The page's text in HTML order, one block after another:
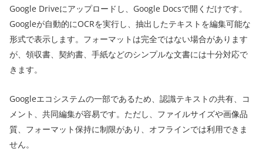
Google Driveにアップロードし、Google Docsで開くだけです。
Googleが自動的にOCRを実行し、抽出したテキストを編集可能な
形式で表示します。フォーマットは完全ではない場合があります
が、領収書、契約書、手紙などのシンプルな文書には十分対応で
きます。
Googleエコシステムの一部であるため、認識テキストの共有、コ
メント、共同編集が容易です。ただし、ファイルサイズや画像品
質、フォーマット保持に制限があり、オフラインでは利用できま
せん。